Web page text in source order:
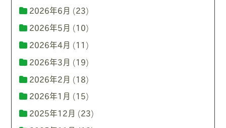
2026年6月 (23)
2026年5月 (10)
2026年4月 (11)
2026年3月 (19)
2026年2月 (18)
2026年1月 (15)
2025年12月 (23)